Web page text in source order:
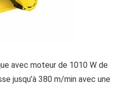
avec moteur de 1010 W de
jusqu’à 380 m/min avec une